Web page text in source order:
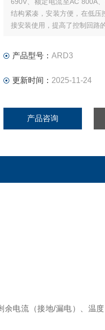
结构紧凑，安装方便，在低压
接安装使用，提高了控制回路
产品型号： ARD3
更新时间： 2025-11-24
产品咨询
电流（接地/漏电）、温